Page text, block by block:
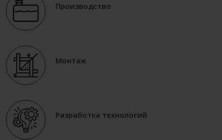
Производство
Монтаж
Разработка технологий